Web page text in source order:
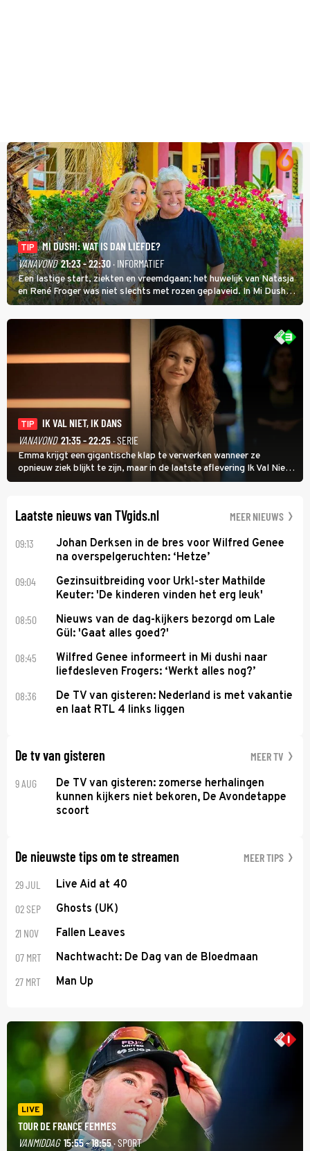
TIP
MI DUSHI: WAT IS DAN LIEFDE?
VANAVOND 21:23 - 22:30 · INFORMATIEF
Een lastige start, ziekten en vreemdgaan; het huwelijk van Natasja
en René Froger was niet slechts met rozen geplaveid. In Mi Dushi:
Wat Is Dan Liefde? neemt Wilfred Genee het showbizzkoppel mee
uit vissen om het over de liefde te hebben.
TIP
IK VAL NIET, IK DANS
VANAVOND 21:35 - 22:25· SERIE
Emma krijgt een gigantische klap te verwerken wanneer ze
opnieuw ziek blijkt te zijn, maar in de laatste aflevering Ik Val Niet,
Ik Dans laat ze zien dat ze niet van plan is op te geven, zelfs als ze
Laatste nieuws van TVgids.nl MEER NIEUWS
09:13
Johan Derksen in de bres voor Wilfred Genee
na overspelgeruchten: ‘Hetze’
09:04
Gezinsuitbreiding voor Urk!-ster Mathilde
Keuter: 'De kinderen vinden het erg leuk'
08:50
Nieuws van de dag-kijkers bezorgd om Lale
Gül: 'Gaat alles goed?'
08:45
Wilfred Genee informeert in Mi dushi naar
liefdesleven Frogers: ‘Werkt alles nog?’
08:36
De TV van gisteren: Nederland is met vakantie
en laat RTL 4 links liggen
De tv van gisteren MEER TV
9 AUG
De TV van gisteren: zomerse herhalingen
kunnen kijkers niet bekoren, De Avondetappe
scoort
De nieuwste tips om te streamen MEER TIPS
29 JUL Live Aid at 40
02 SEP Ghosts (UK)
21 NOV Fallen Leaves
07 MRT Nachtwacht: De Dag van de Bloedmaan
27 MRT Man Up
LIVE
TOUR DE FRANCE FEMMES
VANMIDDAG 15:55 - 18:55· SPORT